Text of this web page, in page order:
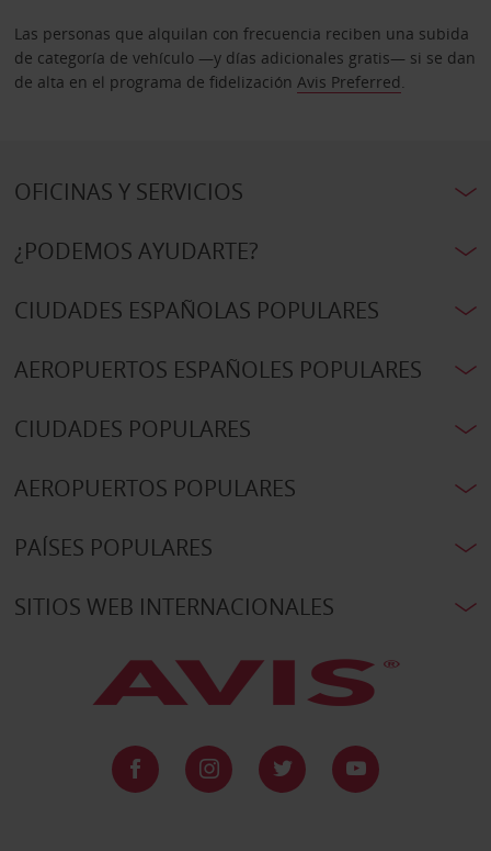
Las personas que alquilan con frecuencia reciben una subida
de categoría de vehículo —y días adicionales gratis— si se dan
de alta en el programa de fidelización Avis Preferred.
OFICINAS Y SERVICIOS
¿PODEMOS AYUDARTE?
CIUDADES ESPAÑOLAS POPULARES
AEROPUERTOS ESPAÑOLES POPULARES
CIUDADES POPULARES
AEROPUERTOS POPULARES
PAÍSES POPULARES
SITIOS WEB INTERNACIONALES